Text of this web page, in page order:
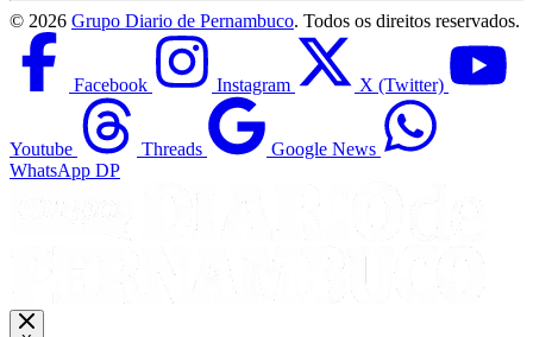
© 2026 Grupo Diario de Pernambuco. Todos os direitos reservados.
Facebook Instagram X (Twitter)
Youtube Threads
Google News
WhatsApp DP